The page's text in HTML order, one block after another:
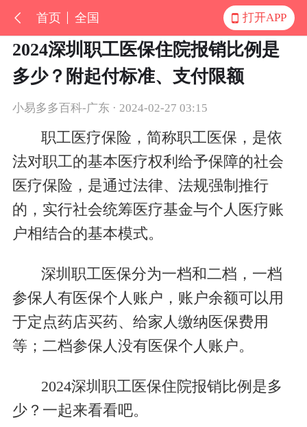
首页 全国 打开APP
2024深圳职工医保住院报销比例是
多少？附起付标准、支付限额
小易多多百科-广东 · 2024-02-27 03:15
职工医疗保险，简称职工医保，是依
法对职工的基本医疗权利给予保障的社会
医疗保险，是通过法律、法规强制推行
的，实行社会统筹医疗基金与个人医疗账
户相结合的基本模式。
深圳职工医保分为一档和二档，一档
参保人有医保个人账户，账户余额可以用
于定点药店买药、给家人缴纳医保费用
等； 二档参保人没有医保个人账户。
2024深圳职工医保住院报销比例是多
少？一起来看看吧。